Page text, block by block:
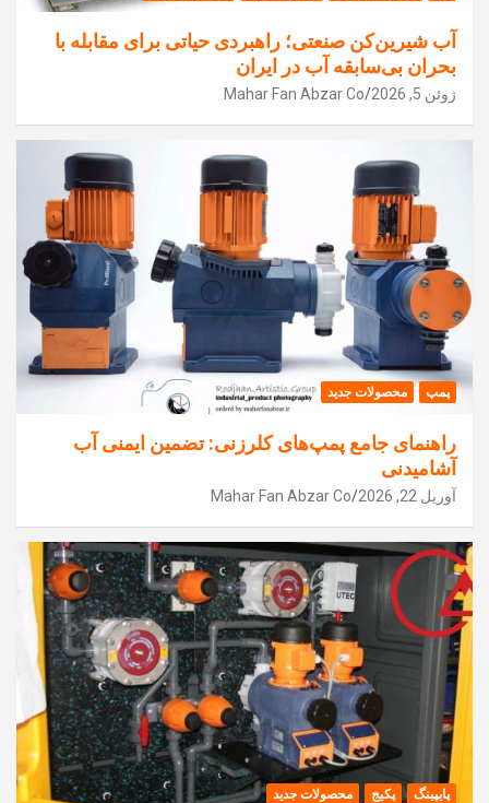
آب شیرین‌کن صنعتی؛ راهبردی حیاتی برای مقابله با
بحران بی‌سابقه آب در ایران
ژوئن 5, 2026 Mahar Fan Abzar Co
پمپ محصولات جدید
راهنمای جامع پمپ‌های کلرزنی: تضمین ایمنی آب
آشامیدنی
آوریل 22, 2026 Mahar Fan Abzar Co
پایپینگ پکیج محصولات جدید